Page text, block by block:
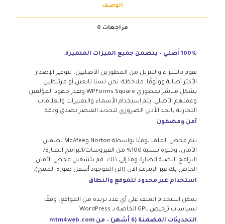
الوصف
مراجعات 0
100% أصلي – يتضمن جميع الميزات المتميزة.
نقوم بالشراء والتنزيل من المطورين الأصليين، لتوفير الإصدار
الأكثر أصالة ووثوقًا. ملاحظة: نحن لسنا تابعين أو مرتبطين
بشكل مباشر بمطوري WPForms Square ونقدر جهود المؤلفين
وعملهم الأصلي. يتم استخدام الأسماء والتعبيرات والعلامات
التجارية بالحد الأدنى الضروري لتحديد العنصر بصدق ودقة.
آمن ومضمون
يتم فحص الملف يوميًا بواسطة Norton وMcAfee لضمان
الأمان، وخلوه بنسبة 100% من الفيروسات/البرامج الضارة/
البرامج النصية الضارة وما إلى ذلك. قم بتشغيل فحص الأمان
الخاص بك عبر الإنترنت الآن (الزر الموجود أسفل صورة المنتج).
استخدام غير محدود للموقع والنطاق
يمكن استخدام الملف على أي عدد تريده من المواقع، وفقًا
لسياسات ترخيص GPL الخاصة بـ WordPress.
التحديثات المضمنة (6 أشهر) – من mtm4web.com